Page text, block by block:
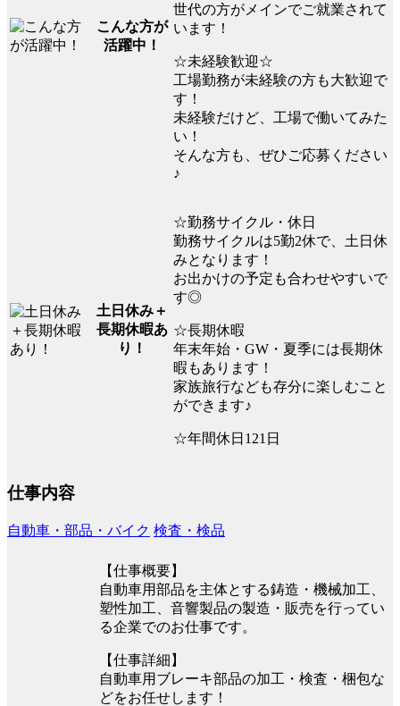
こんな方が
活躍中！
世代の方がメインでご就業されて
います！
☆未経験歓迎☆
工場勤務が未経験の方も大歓迎で
す！
未経験だけど、工場で働いてみた
い！
そんな方も、ぜひご応募ください
♪
土日休み＋
長期休暇あ
り！
☆勤務サイクル・休日
勤務サイクルは5勤2休で、土日休
みとなります！
お出かけの予定も合わせやすいで
す◎
☆長期休暇
年末年始・GW・夏季には長期休
暇もあります！
家族旅行なども存分に楽しむこと
ができます♪
☆年間休日121日
仕事内容
自動車・部品・バイク 検査・検品
【仕事概要】
自動車用部品を主体とする鋳造・機械加工、
塑性加工、音響製品の製造・販売を行ってい
る企業でのお仕事です。
【仕事詳細】
自動車用ブレーキ部品の加工・検査・梱包な
どをお任せします！